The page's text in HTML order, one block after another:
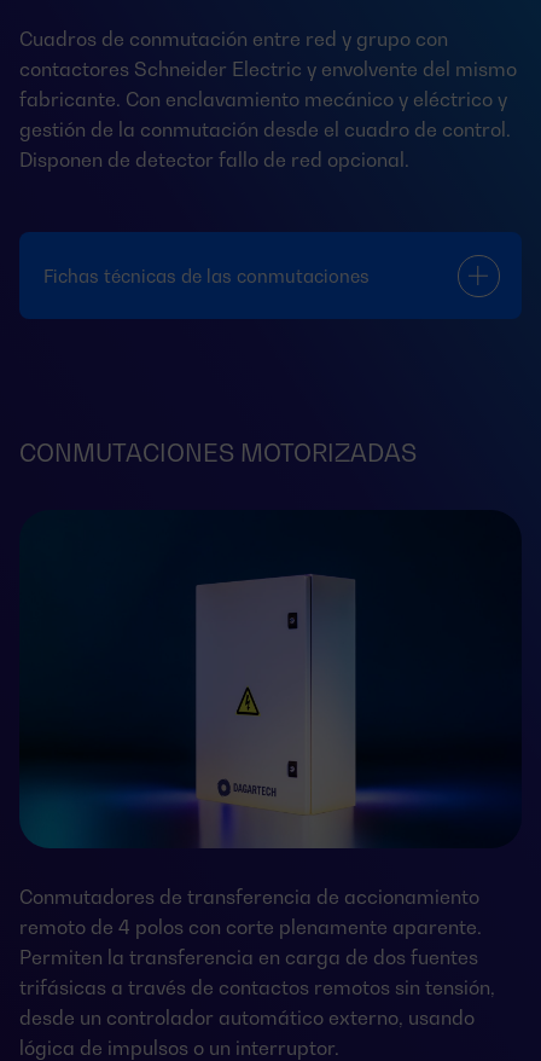
Cuadros de conmutación entre red y grupo con
contactores Schneider Electric y envolvente del mismo
fabricante. Con enclavamiento mecánico y eléctrico y
gestión de la conmutación desde el cuadro de control.
Disponen de detector fallo de red opcional.
Fichas técnicas de las conmutaciones
CONMUTACIONES MOTORIZADAS
Conmutadores de transferencia de accionamiento
remoto de 4 polos con corte plenamente aparente.
Permiten la transferencia en carga de dos fuentes
trifásicas a través de contactos remotos sin tensión,
desde un controlador automático externo, usando
lógica de impulsos o un interruptor.